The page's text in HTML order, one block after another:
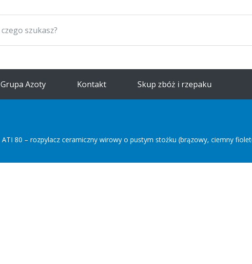
Grupa Azoty Kontakt Skup zbóż i rzepaku
ATI 80 – rozpylacz ceramiczny wirowy o pustym stożku (brązowy, ciemny